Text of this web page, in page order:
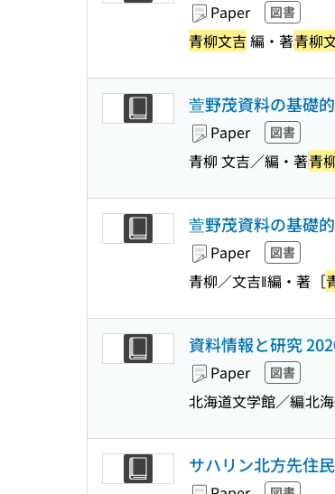
Paper 図書
青柳文吉 編・著青柳
萱野茂資料の基礎
Paper 図書
青柳 文吉／編・著青
萱野茂資料の基礎
Paper 図書
青柳／文吉‖編・著 ［
資料情報と研究
Paper 図書
北海道文学館／編北
サハリン北方先住